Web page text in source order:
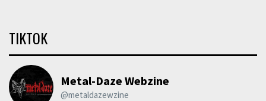
TIKTOK
Metal-Daze Webzine
@metaldazewzine